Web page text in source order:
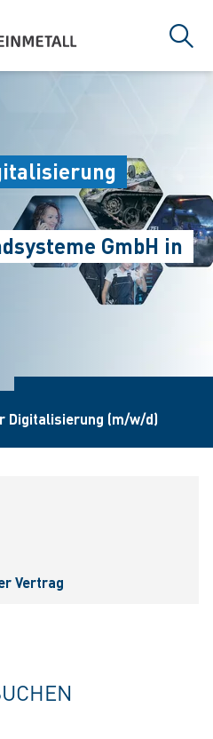
搜索
GmbH in
Digitalisierung (m/w/d)
Vertrag